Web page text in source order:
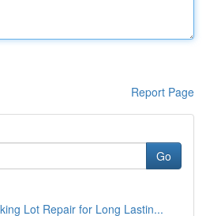
Report Page
Go
Lot Repair for Long Lastin...